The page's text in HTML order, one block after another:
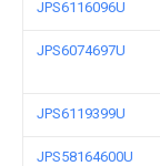
JPS6116096U
JPS6074697U
JPS6119399U
JPS58164600U